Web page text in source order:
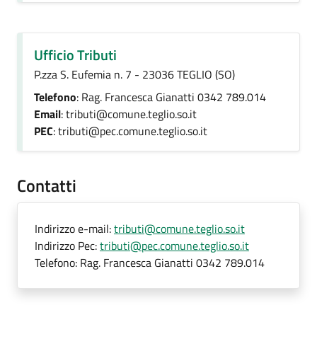
Ufficio Tributi
P.zza S. Eufemia n. 7 - 23036 TEGLIO (SO)
Telefono: Rag. Francesca Gianatti 0342 789.014
Email: tributi@comune.teglio.so.it
PEC: tributi@pec.comune.teglio.so.it
Contatti
Indirizzo e-mail:tributi@comune.teglio.so.it
Indirizzo Pec:tributi@pec.comune.teglio.so.it
Telefono: Rag. Francesca Gianatti 0342 789.014